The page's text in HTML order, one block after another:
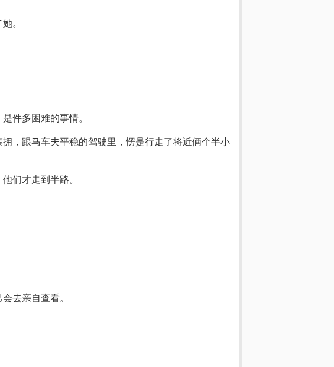
。
件多困难的事情。
，跟马车夫平稳的驾驶里，愣是行走了将近俩个半小
们才走到半路。
去亲自查看。